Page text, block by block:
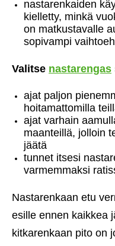
nastarenkaiden
kielletty, minkä
on matkustavalle
sopivampi
Valitse nastarengas
ajat paljon
hoitamattomilla
ajat varhain
maanteillä, jolloin
jäätä
tunnet itsesi
varmemmaksi
Nastarenkaan etu
esille ennen kaikkea
kitkarenkaan pito on